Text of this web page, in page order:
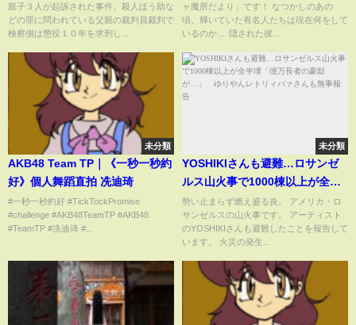
テル殺人
親子３人が起訴された事件。殺人ほう助な
どの罪に問われている父親の裁判員裁判で
検察側は懲役１０年を求刑し...
送る現在に驚きを隠せない！示
談金9,000万円を払ってなかった
ズすぎる行為に言葉を失う！
ャ魔所だより」です！ なつかしのあの
頃、輝いていた有名人たちは現在何をして
いるのか.... 隠された彼...
未分類
AKB48 Team TP｜《一秒一秒約
好》個人舞蹈直拍 冼迪琦
#一秒一秒約好 #TickTockPromise
#challenge #AKB48TeamTP #AKB48
#TeamTP #冼迪琦 #...
未分類
YOSHIKIさんも避難…ロサンゼ
ルス山火事で1000棟以上が全半
壊「億万長者の豪邸が…」 ゆ
りやんレトリィバァさんも無事
報告
勢い止まらず燃え盛る炎。 アメリカ・ロ
サンゼルスの山火事です。 アーティスト
のYOSHIKIさんも避難したことを報告して
います。 火災の発生...